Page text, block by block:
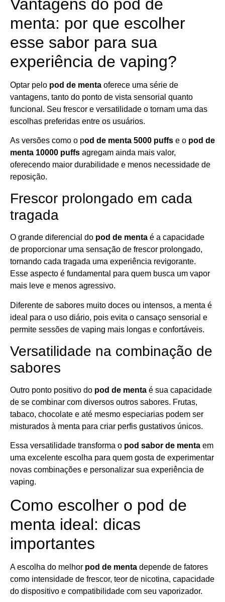
Vantagens do pod de
menta: por que escolher
esse sabor para sua
experiência de vaping?
Optar pelo pod de menta oferece uma série de
vantagens, tanto do ponto de vista sensorial quanto
funcional. Seu frescor e versatilidade o tornam uma das
escolhas preferidas entre os usuários.
As versões como o pod de menta 5000 puffs e o pod de
menta 10000 puffs agregam ainda mais valor,
oferecendo maior durabilidade e menos necessidade de
reposição.
Frescor prolongado em cada
tragada
O grande diferencial do pod de menta é a capacidade
de proporcionar uma sensação de frescor prolongado,
tornando cada tragada uma experiência revigorante.
Esse aspecto é fundamental para quem busca um vapor
mais leve e menos agressivo.
Diferente de sabores muito doces ou intensos, a menta é
ideal para o uso diário, pois evita o cansaço sensorial e
permite sessões de vaping mais longas e confortáveis.
Versatilidade na combinação de
sabores
Outro ponto positivo do pod de menta é sua capacidade
de se combinar com diversos outros sabores. Frutas,
tabaco, chocolate e até mesmo especiarias podem ser
misturados à menta para criar perfis gustativos únicos.
Essa versatilidade transforma o pod sabor de menta em
uma excelente escolha para quem gosta de experimentar
novas combinações e personalizar sua experiência de
vaping.
Como escolher o pod de
menta ideal: dicas
importantes
A escolha do melhor pod de menta depende de fatores
como intensidade de frescor, teor de nicotina, capacidade
do dispositivo e compatibilidade com seu vaporizador.